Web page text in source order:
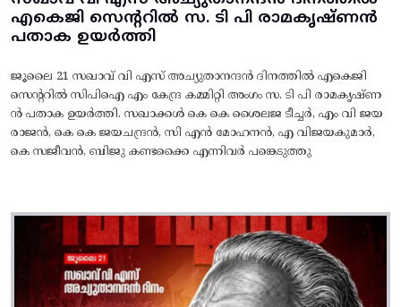
എകെജി സെന്ററിൽ സ. ടി പി രാമകൃഷ്‌ണൻ
പതാക ഉയർത്തി
ജൂലൈ 21 സഖാവ് വി എസ് അച്യുതാനന്ദൻ ദിനത്തിൽ എകെജി
സെന്ററിൽ സിപിഐ എം കേന്ദ്ര കമ്മിറ്റി അംഗം സ. ടി പി രാമകൃഷ്‌ണ
ൻ പതാക ഉയർത്തി. സഖാക്കൾ കെ കെ ശൈലജ ടീച്ചർ, എം വി ജയ
രാജൻ, കെ കെ ജയചന്ദ്രൻ, സി എൻ മോഹനൻ, എ വിജയകുമാർ,
കെ സജീവൻ, ബിജു കണ്ടക്കൈ എന്നിവർ പങ്കെടുത്തു